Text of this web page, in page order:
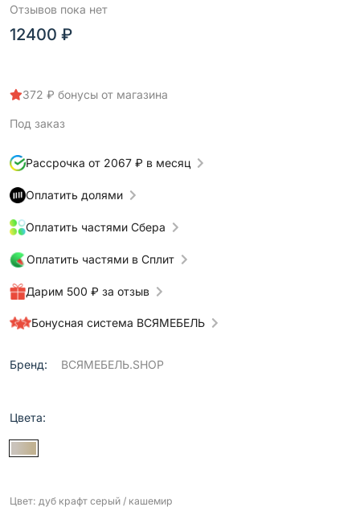
Отзывов пока нет
12400 ₽
372 ₽ бонусы от магазина
Под заказ
Рассрочка от 2067 ₽ в месяц
Оплатить долями
Оплатить частями Сбера
Оплатить частями в Сплит
Дарим 500 ₽ за отзыв
Бонусная система ВСЯМЕБЕЛЬ
Бренд: ВСЯМЕБЕЛЬ.SHOP
Цвета:
Цвет: дуб крафт серый / кашемир